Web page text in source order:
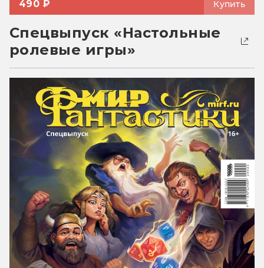
490 ₽ Купить
Спецвыпуск «Настольные
ролевые игры»